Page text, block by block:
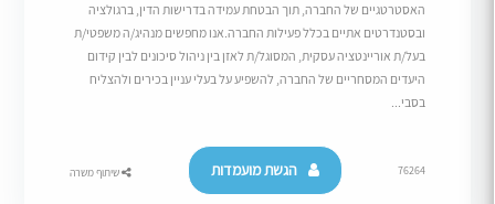
האסטרטגיים של החברה, תוך הבטחת עמידה בדרישות הדין, ברגולציה
ובסטנדרטים אתיים בכלל פעילות החברה.אנו מחפשים מנהיג/ה משפטי/ת
בעל/ת אוריינטציה עסקית, המסוגל/ת לאזן בין ניהול סיכונים לבין קידום
היעדים המסחריים של החברה, להשפיע על בעלי עניין בכירים ולהצליח
בסבי...
76264 הגשת מועמדות שיתוף משרה